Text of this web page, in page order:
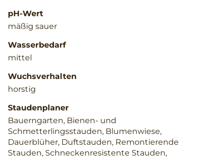
pH-Wert
mäßig sauer
Wasserbedarf
mittel
Wuchsverhalten
horstig
Staudenplaner
Bauerngarten, Bienen- und
Schmetterlingsstauden, Blumenwiese,
Dauerblüher, Duftstauden, Remontierende
Stauden, Schneckenresistente Stauden,